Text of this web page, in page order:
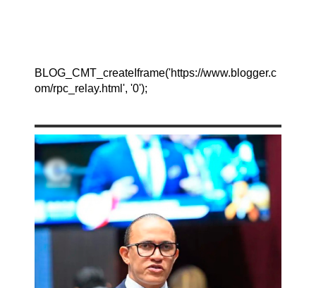
BLOG_CMT_createIframe('https://www.blogger.c
om/rpc_relay.html', '0');